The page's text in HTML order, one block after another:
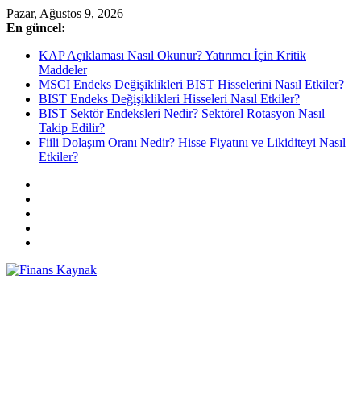
Skip
to
Pazar, Ağustos 9, 2026
En güncel:
KAP Açıklaması Nasıl Okunur? Yatırımcı İçin Kritik
Maddeler
MSCI Endeks Değişiklikleri BIST Hisselerini Nasıl Etkiler?
BIST Endeks Değişiklikleri Hisseleri Nasıl Etkiler?
BIST Sektör Endeksleri Nedir? Sektörel Rotasyon Nasıl
Takip Edilir?
Fiili Dolaşım Oranı Nedir? Hisse Fiyatını ve Likiditeyi Nasıl
Etkiler?